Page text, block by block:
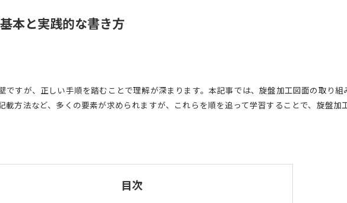
本と実践的な書き方
すが、正しい手順を踏むことで理解が深まります。本記事では、旋盤加工図面の取り
方法など、多くの要素が求められますが、これらを順を追って学習することで、旋盤加
目次